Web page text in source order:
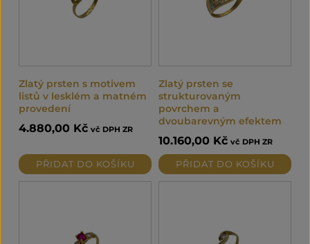
Zlatý prsten s motivem
listů v lesklém a matném
provedení
4.880,00 Kč vč DPH ZR
PŘIDAT DO KOŠÍKU
Zlatý prsten se
strukturovaným
povrchem a
dvoubarevným efektem
10.160,00 Kč vč DPH ZR
PŘIDAT DO KOŠÍKU